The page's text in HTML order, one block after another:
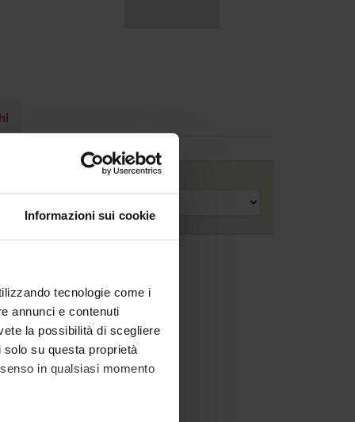
Informazioni sui cookie
tecnologie come i
annunci e contenuti
la possibilità di scegliere
su questa proprietà
in qualsiasi momento
Anno accademico